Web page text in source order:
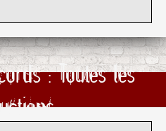
: Toutes les